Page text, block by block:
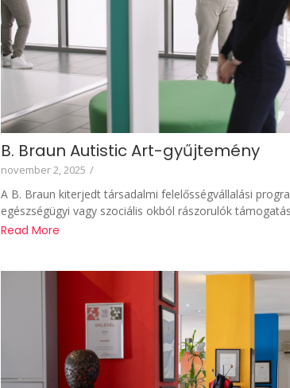
B. Braun Autistic Art-gyűjtemény
november 2, 2025 /
A B. Braun kiterjedt társadalmi felelősségvállalási
egészségügyi vagy szociális okból rászorulók
Read More